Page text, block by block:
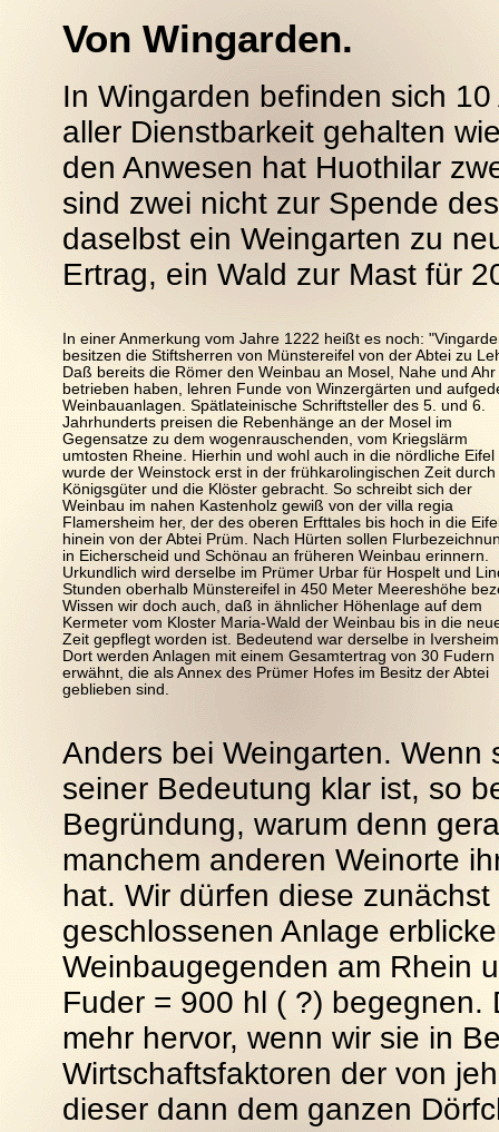
Von Wingarden.
In Wingarden befinden sich
aller Dienstbarkeit gehalten
den Anwesen hat Huothilar
sind zwei nicht zur Spende
daselbst ein Weingarten zu
Ertrag, ein Wald zur Mast für
In einer Anmerkung vom Jahre 1222 heißt es noch:
besitzen die Stiftsherren von Münstereifel von der Abtei zu
Daß bereits die Römer den Weinbau an Mosel, Nahe und Ahr
betrieben haben, lehren Funde von Winzergärten und
Weinbauanlagen. Spätlateinische Schriftsteller des 5. und 6.
Jahrhunderts preisen die Rebenhänge an der Mosel im
Gegensatze zu dem wogenrauschenden, vom Kriegslärm
umtosten Rheine. Hierhin und wohl auch in die nördliche Eifel
wurde der Weinstock erst in der frühkarolingischen Zeit durch
Königsgüter und die Klöster gebracht. So schreibt sich der
Weinbau im nahen Kastenholz gewiß von der villa regia
Flamersheim her, der des oberen Erfttales bis hoch in die
hinein von der Abtei Prüm. Nach Hürten sollen
in Eicherscheid und Schönau an früheren Weinbau erinnern.
Urkundlich wird derselbe im Prümer Urbar für Hospelt und
Stunden oberhalb Münstereifel in 450 Meter Meereshöhe
Wissen wir doch auch, daß in ähnlicher Höhenlage auf dem
Kermeter vom Kloster Maria-Wald der Weinbau bis in die
Zeit gepflegt worden ist. Bedeutend war derselbe in
Dort werden Anlagen mit einem Gesamtertrag von 30 Fudern
erwähnt, die als Annex des Prümer Hofes im Besitz der Abtei
geblieben sind.
Anders bei Weingarten.
seiner Bedeutung klar ist, so
Begründung, warum denn
manchem anderen Weinorte
hat. Wir dürfen diese
geschlossenen Anlage
Weinbaugegenden am Rhein
Fuder = 900 hl ( ?)
mehr hervor, wenn wir sie in
Wirtschaftsfaktoren der von
dieser dann dem ganzen